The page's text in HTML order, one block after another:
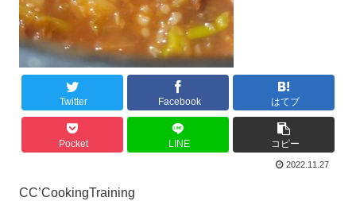
Twitter Facebook はてブ
Pocket LINE コピー
2022.11.27
CC’CookingTraining